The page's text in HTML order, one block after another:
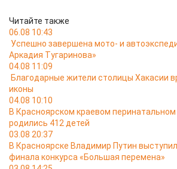
Читайте также
06.08 10:43
Успешно завершена мото- и
Аркадия Тугаринова»
04.08 11:09
Благодарные жители столицы Хакасии
иконы
04.08 10:10
В Красноярском краевом
родились 412 детей
03.08 20:37
В Красноярске Владимир Путин
финала конкурса «Большая перемена»